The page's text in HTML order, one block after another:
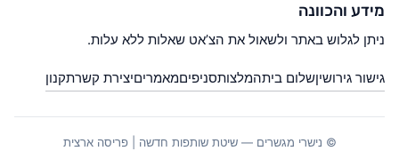
מידע והכוונה
ניתן לגלוש באתר ולשאול את הצ’אט שאלות ללא עלות.
גישור גירושיןשלום ביתהמלצותסניפיםמאמריםיצירת קשרתקנון
© נישרי מגשרים — שיטת שותפות חדשה | פריסה ארצית